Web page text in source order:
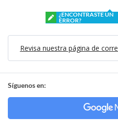
¿ENCONTRASTE UN
ERROR?
Revisa nuestra página de
Síguenos en: